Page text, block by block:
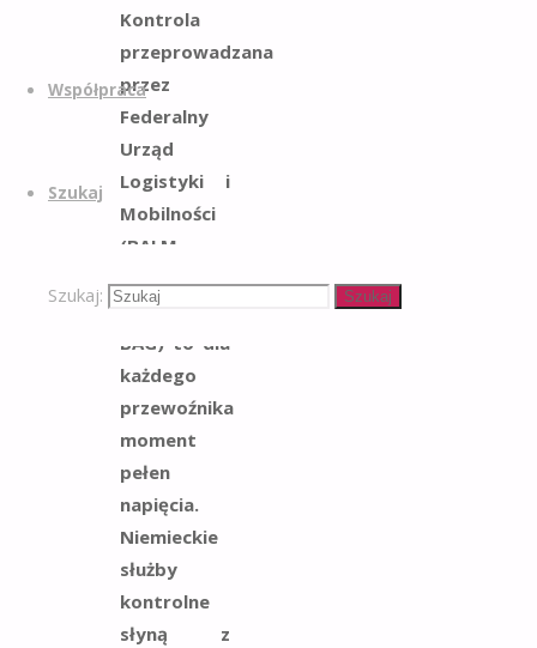
Współpraca
Szukaj
Szukaj: Szukaj
Kontrola
przeprowadzana
przez
Federalny
Urząd
Logistyki i
Mobilności
(BALM,
znany jako
BAG) to dla
każdego
przewoźnika
moment
pełen
napięcia.
Niemieckie
służby
kontrolne
słyną z